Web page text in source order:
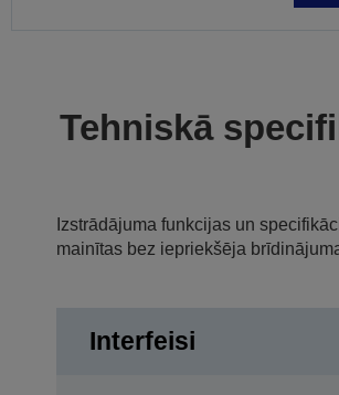
Tehniskā
Izstrādājuma funkcijas un
mainītas bez iepriekšēja
Interfeisi